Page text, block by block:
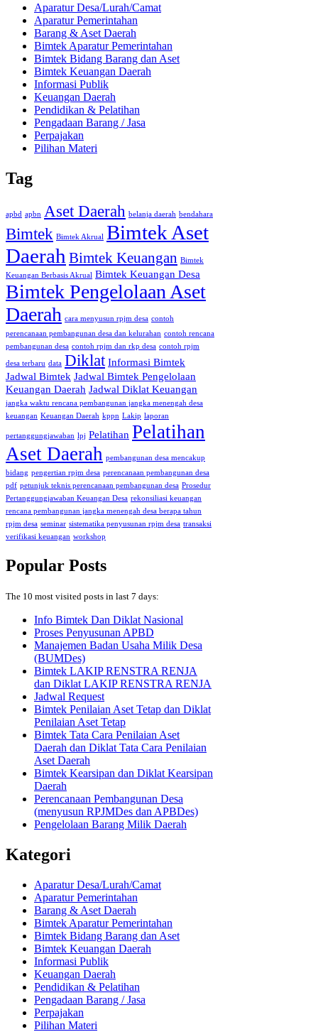
Aparatur Desa/Lurah/Camat
Aparatur Pemerintahan
Barang & Aset Daerah
Bimtek Aparatur Pemerintahan
Bimtek Bidang Barang dan Aset
Bimtek Keuangan Daerah
Informasi Publik
Keuangan Daerah
Pendidikan & Pelatihan
Pengadaan Barang / Jasa
Perpajakan
Pilihan Materi
Tag
apbd apbn Aset Daerah belanja daerah bendahara
Bimtek Bimtek Akrual Bimtek Aset
Daerah Bimtek Keuangan Bimtek
Keuangan Berbasis Akrual Bimtek Keuangan Desa
Bimtek Pengelolaan Aset
Daerah cara menyusun rpjm desa contoh
perencanaan pembangunan desa dan kelurahan contoh rencana
pembangunan desa contoh rpjm dan rkp desa contoh rpjm
desa terbaru data Diklat Informasi Bimtek
Jadwal Bimtek Jadwal Bimtek Pengelolaan
Keuangan Daerah Jadwal Diklat Keuangan
jangka waktu rencana pembangunan jangka menengah desa
keuangan Keuangan Daerah kppn Lakip laporan
pertanggungjawaban lpj Pelatihan Pelatihan
Aset Daerah pembangunan desa mencakup
bidang pengertian rpjm desa perencanaan pembangunan desa
pdf petunjuk teknis perencanaan pembangunan desa Prosedur
Pertanggungjawaban Keuangan Desa rekonsiliasi keuangan
rencana pembangunan jangka menengah desa berapa tahun
rpjm desa seminar sistematika penyusunan rpjm desa transaksi
verifikasi keuangan workshop
Popular Posts
The 10 most visited posts in last 7 days:
Info Bimtek Dan Diklat Nasional
Proses Penyusunan APBD
Manajemen Badan Usaha Milik Desa
(BUMDes)
Bimtek LAKIP RENSTRA RENJA
dan Diklat LAKIP RENSTRA RENJA
Jadwal Request
Bimtek Penilaian Aset Tetap dan Diklat
Penilaian Aset Tetap
Bimtek Tata Cara Penilaian Aset
Daerah dan Diklat Tata Cara Penilaian
Aset Daerah
Bimtek Kearsipan dan Diklat Kearsipan
Daerah
Perencanaan Pembangunan Desa
(menyusun RPJMDes dan APBDes)
Pengelolaan Barang Milik Daerah
Kategori
Aparatur Desa/Lurah/Camat
Aparatur Pemerintahan
Barang & Aset Daerah
Bimtek Aparatur Pemerintahan
Bimtek Bidang Barang dan Aset
Bimtek Keuangan Daerah
Informasi Publik
Keuangan Daerah
Pendidikan & Pelatihan
Pengadaan Barang / Jasa
Perpajakan
Pilihan Materi